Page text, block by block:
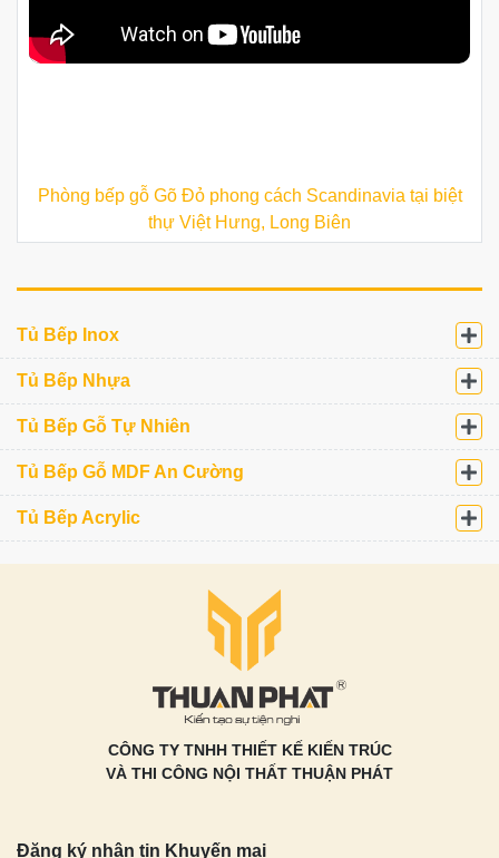
Phòng bếp gỗ Gõ Đỏ phong cách Scandinavia tại biệt
thự Việt Hưng, Long Biên
Tủ Bếp Inox
Tủ Bếp Nhựa
Tủ Bếp Gỗ Tự Nhiên
Tủ Bếp Gỗ MDF An Cường
Tủ Bếp Acrylic
CÔNG TY TNHH THIẾT KẾ KIẾN TRÚC
VÀ THI CÔNG NỘI THẤT THUẬN PHÁT
Đăng ký nhận tin Khuyến mại